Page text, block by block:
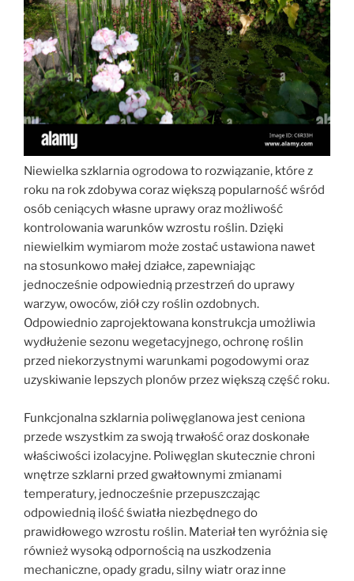
Niewielka szklarnia ogrodowa to rozwiązanie, które z
roku na rok zdobywa coraz większą popularność wśród
osób ceniących własne uprawy oraz możliwość
kontrolowania warunków wzrostu roślin. Dzięki
niewielkim wymiarom może zostać ustawiona nawet
na stosunkowo małej działce, zapewniając
jednocześnie odpowiednią przestrzeń do uprawy
warzyw, owoców, ziół czy roślin ozdobnych.
Odpowiednio zaprojektowana konstrukcja umożliwia
wydłużenie sezonu wegetacyjnego, ochronę roślin
przed niekorzystnymi warunkami pogodowymi oraz
uzyskiwanie lepszych plonów przez większą część roku.
Funkcjonalna szklarnia poliwęglanowa jest ceniona
przede wszystkim za swoją trwałość oraz doskonałe
właściwości izolacyjne. Poliwęglan skutecznie chroni
wnętrze szklarni przed gwałtownymi zmianami
temperatury, jednocześnie przepuszczając
odpowiednią ilość światła niezbędnego do
prawidłowego wzrostu roślin. Materiał ten wyróżnia się
również wysoką odpornością na uszkodzenia
mechaniczne, opady gradu, silny wiatr oraz inne